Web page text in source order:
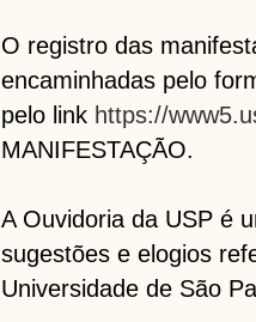
O registro das
encaminhadas pelo
pelo link https://
MANIFESTAÇÃO.
A Ouvidoria da USP é
sugestões e elogios
Universidade de São